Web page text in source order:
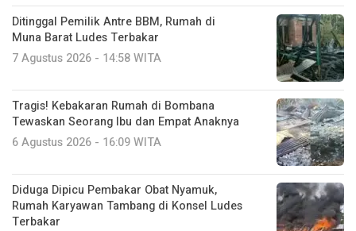
Ditinggal Pemilik Antre BBM, Rumah di
Muna Barat Ludes Terbakar
7 Agustus 2026 - 14:58 WITA
Tragis! Kebakaran Rumah di Bombana
Tewaskan Seorang Ibu dan Empat Anaknya
6 Agustus 2026 - 16:09 WITA
Diduga Dipicu Pembakar Obat Nyamuk,
Rumah Karyawan Tambang di Konsel Ludes
Terbakar